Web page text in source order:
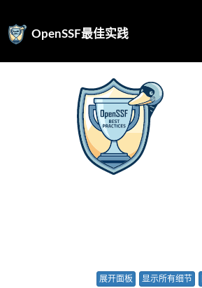
OpenSSF最佳实践
展开面板 显示所有细节